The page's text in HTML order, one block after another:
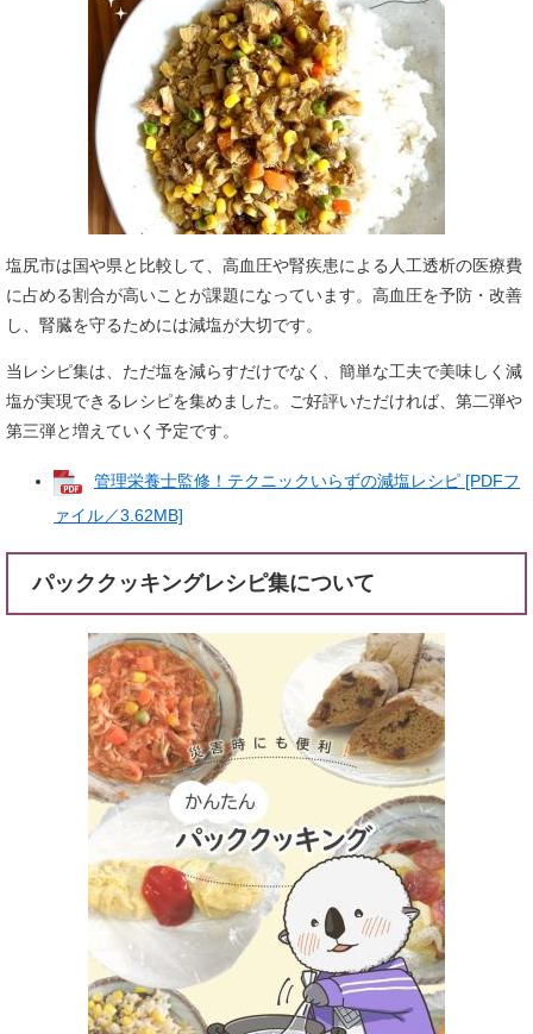
塩尻市は国や県と比較して、高血圧や腎疾患による人工透析の医療費
に占める割合が高いことが課題になっています。高血圧を予防・改善
し、腎臓を守るためには減塩が大切です。
当レシピ集は、ただ塩を減らすだけでなく、簡単な工夫で美味しく減
塩が実現できるレシピを集めました。ご好評いただければ、第二弾や
第三弾と増えていく予定です。
管理栄養士監修！テクニックいらずの減塩レシピ [PDFフ
ァイル／3.62MB]
パッククッキングレシピ集について